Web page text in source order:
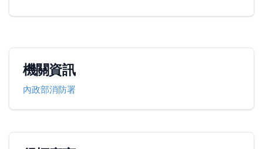
機關資訊
內政部消防署